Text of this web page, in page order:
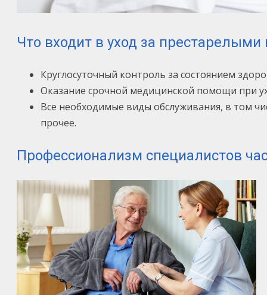
Что входит в уход за
Круглосуточный контроль за состоянием
Оказание срочной медицинской помощи при
Все необходимые виды обслуживания, в том
прочее.
Профессионализм специалистов